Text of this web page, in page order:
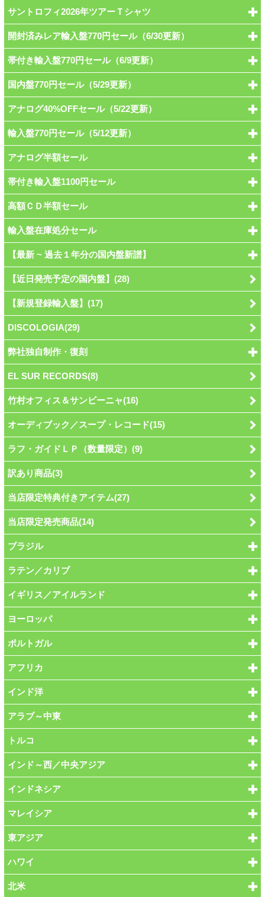
サントロフィ2026年ツアーＴシャツ
開封済みレア輸入盤770円セール（6/30更新）
帯付き輸入盤770円セール（6/9更新）
国内盤770円セール（5/29更新）
アナログ40%OFFセール（5/22更新）
輸入盤770円セール（5/12更新）
アナログ半額セール
帯付き輸入盤1100円セール
高額ＣＤ半額セール
輸入盤在庫処分セール
【最新 ~ 過去１年分の国内盤新譜】
【近日発売予定の国内盤】(28)
【新規登録輸入盤】(17)
DISCOLOGIA(29)
弊社独自制作・復刻
EL SUR RECORDS(8)
竹村オフィス＆サンビーニャ(16)
オーディブック／スープ・レコード(15)
ラフ・ガイドＬＰ（数量限定）(9)
訳あり商品(3)
当店限定特典付きアイテム(27)
当店限定発売商品(14)
ブラジル
ラテン／カリブ
イギリス／アイルランド
ヨーロッパ
ポルトガル
アフリカ
インド洋
アラブ～中東
トルコ
インド～西／中央アジア
インドネシア
マレイシア
東アジア
ハワイ
北米